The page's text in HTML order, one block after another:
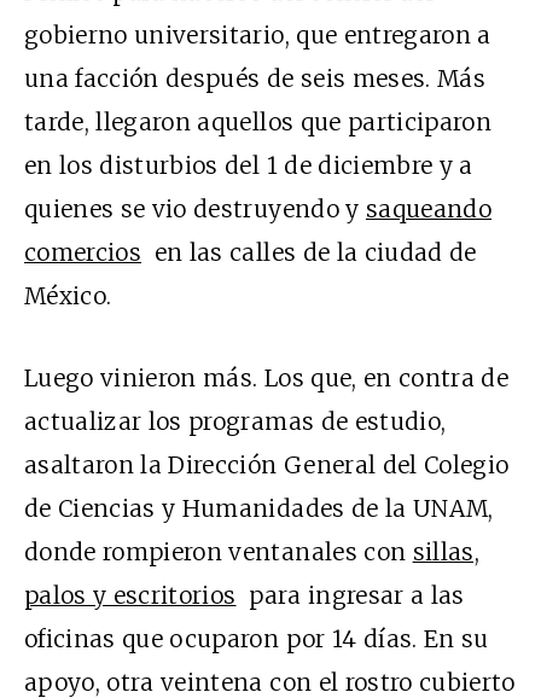
gobierno universitario, que entregaron a
una facción después de seis meses. Más
tarde, llegaron aquellos que participaron
en los disturbios del 1 de diciembre y a
quienes se vio destruyendo y saqueando
comercios en las calles de la ciudad de
México.
Luego vinieron más. Los que, en contra de
actualizar los programas de estudio,
asaltaron la Dirección General del Colegio
de Ciencias y Humanidades de la UNAM,
donde rompieron ventanales con sillas,
palos y escritorios para ingresar a las
oficinas que ocuparon por 14 días. En su
apoyo, otra veintena con el rostro cubierto